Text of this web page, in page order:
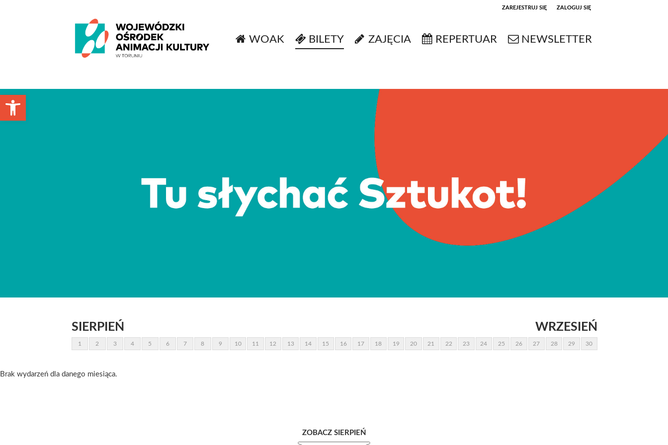
Otwórz pasek narzędzi
ZAREJESTRUJ SIĘ ZALOGUJ SIĘ
0,00
WOAK BILETY ZAJĘCIA REPERTUAR NEWSLETTER
SIERPIEŃ WRZESIEŃ
1 2 3 4 5 6 7 8 9 10 11 12 13 14 15 16 17 18 19 20 21 22 23 24 25 26 27 28 29 30
Brak wydarzeń dla danego miesiąca.
ZOBACZ SIERPIEŃ